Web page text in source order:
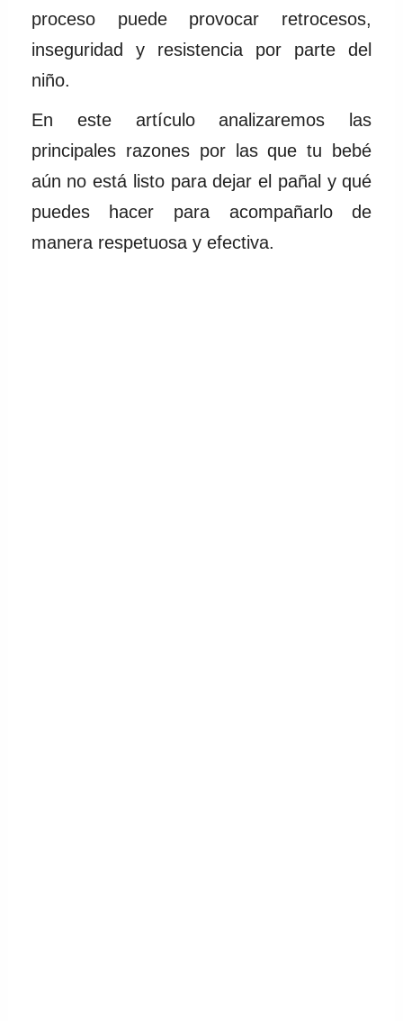
proceso puede provocar retrocesos,
inseguridad y resistencia por parte del
niño.
En este artículo analizaremos las
principales razones por las que tu bebé
aún no está listo para dejar el pañal y qué
puedes hacer para acompañarlo de
manera respetuosa y efectiva.